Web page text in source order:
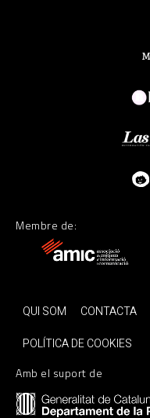
Membre de:
QUI SOM CONTACTA
POLÍTICA DE COOKIES
Amb el suport de